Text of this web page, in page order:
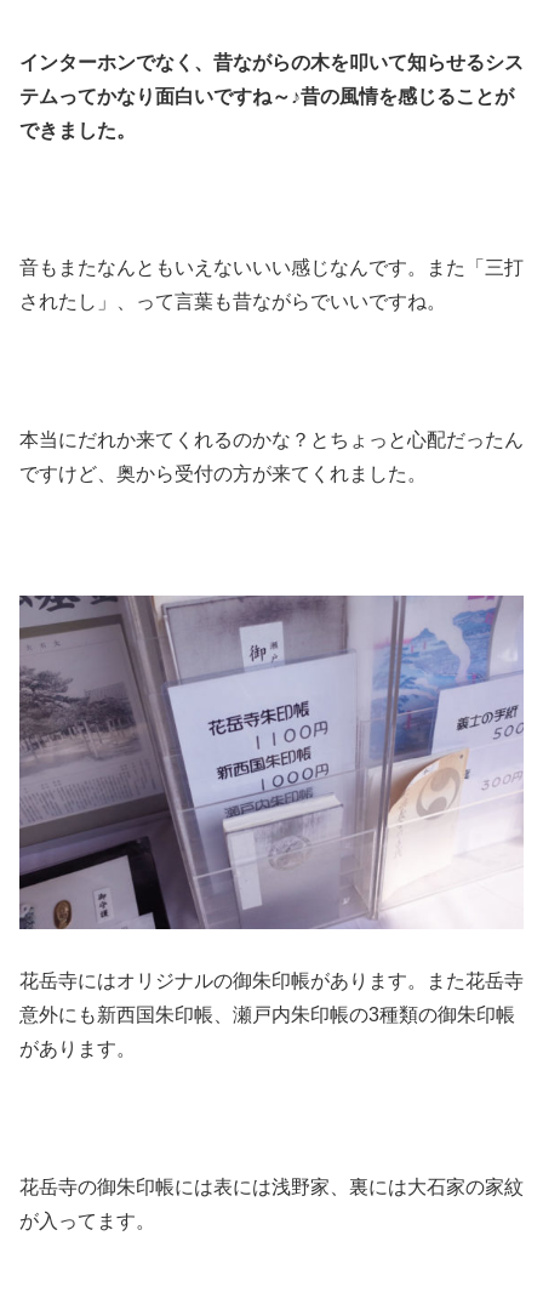
インターホンでなく、昔ながらの木を叩いて知らせるシス
テムってかなり面白いですね～♪昔の風情を感じることが
できました。
音もまたなんともいえないいい感じなんです。また「三打
されたし」、って言葉も昔ながらでいいですね。
本当にだれか来てくれるのかな？とちょっと心配だったん
ですけど、奥から受付の方が来てくれました。
花岳寺にはオリジナルの御朱印帳があります。また花岳寺
意外にも新西国朱印帳、瀬戸内朱印帳の3種類の御朱印帳
があります。
花岳寺の御朱印帳には表には浅野家、裏には大石家の家紋
が入ってます。